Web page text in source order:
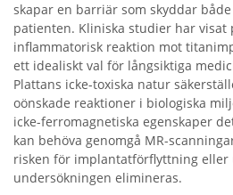
skapar en barriär som skyddar
patienten. Kliniska studier har visat
inflammatorisk reaktion mot
ett idealiskt val för långsiktiga
Plattans icke-toxiska natur
oönskade reaktioner i biologiska
icke-ferromagnetiska egenskaper
kan behöva genomgå MR-
risken för implantatförflyttning
undersökningen elimineras.